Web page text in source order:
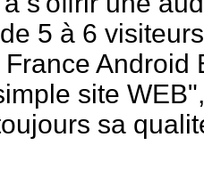
5 à 6
Android
site
sa